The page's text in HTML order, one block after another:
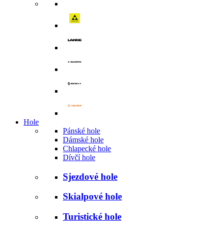
Hole
Pánské hole
Dámské hole
Chlapecké hole
Dívčí hole
Sjezdové hole
Skialpové hole
Turistické hole